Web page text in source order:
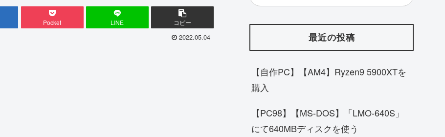
Pocket LINE コピー
2022.05.04 最近の投稿
【自作PC】【AM4】Ryzen9 5900XTを
購入
【PC98】【MS-DOS】「LMO-640S」
にて640MBディスクを使う